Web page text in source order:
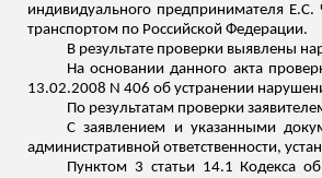
индивидуального предпринимателя
транспортом по Российской Федерации.
В результате проверки выявлены
На основании данного акта
13.02.2008 N 406 об устранении
По результатам проверки
С заявлением и указанными
административной ответственности,
Пунктом 3 статьи 14.1 Кодекса